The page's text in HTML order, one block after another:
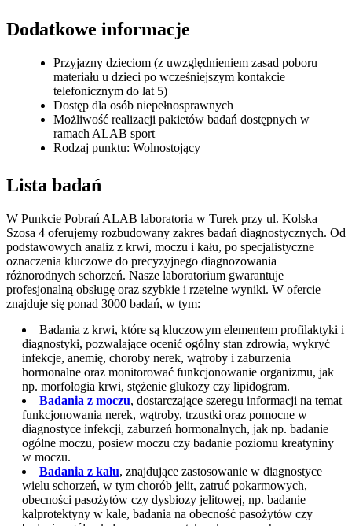
Dodatkowe informacje
Przyjazny dzieciom (z uwzględnieniem zasad poboru
materiału u dzieci po wcześniejszym kontakcie
telefonicznym do lat 5)
Dostęp dla osób niepełnosprawnych
Możliwość realizacji pakietów badań dostępnych w
ramach ALAB sport
Rodzaj punktu: Wolnostojący
Lista badań
W Punkcie Pobrań ALAB laboratoria w Turek przy ul. Kolska
Szosa 4 oferujemy rozbudowany zakres badań diagnostycznych. Od
podstawowych analiz z krwi, moczu i kału, po specjalistyczne
oznaczenia kluczowe do precyzyjnego diagnozowania
różnorodnych schorzeń. Nasze laboratorium gwarantuje
profesjonalną obsługę oraz szybkie i rzetelne wyniki. W ofercie
znajduje się ponad 3000 badań, w tym:
Badania z krwi, które są kluczowym elementem profilaktyki i
diagnostyki, pozwalające ocenić ogólny stan zdrowia, wykryć
infekcje, anemię, choroby nerek, wątroby i zaburzenia
hormonalne oraz monitorować funkcjonowanie organizmu, jak
np. morfologia krwi, stężenie glukozy czy lipidogram.
Badania z moczu, dostarczające szeregu informacji na temat
funkcjonowania nerek, wątroby, trzustki oraz pomocne w
diagnostyce infekcji, zaburzeń hormonalnych, jak np. badanie
ogólne moczu, posiew moczu czy badanie poziomu kreatyniny
w moczu.
Badania z kału, znajdujące zastosowanie w diagnostyce
wielu schorzeń, w tym chorób jelit, zatruć pokarmowych,
obecności pasożytów czy dysbiozy jelitowej, np. badanie
kalprotektyny w kale, badania na obecność pasożytów czy